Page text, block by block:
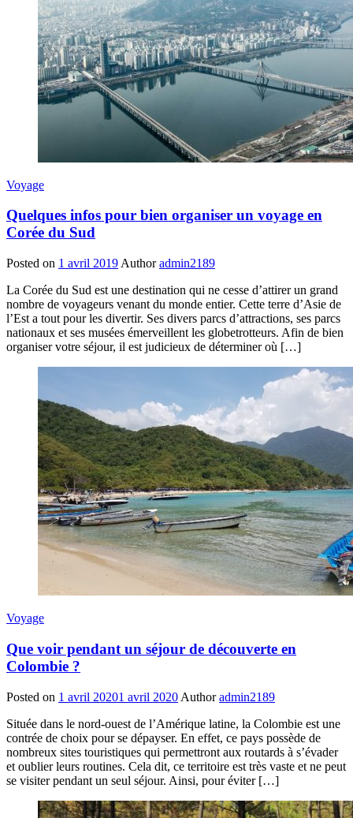
Voyage
Quelques infos pour bien organiser un voyage en
Corée du Sud
Posted on 1 avril 2019 Author admin2189
La Corée du Sud est une destination qui ne cesse d’attirer un grand
nombre de voyageurs venant du monde entier. Cette terre d’Asie de
l’Est a tout pour les divertir. Ses divers parcs d’attractions, ses parcs
nationaux et ses musées émerveillent les globetrotteurs. Afin de bien
organiser votre séjour, il est judicieux de déterminer où […]
Voyage
Que voir pendant un séjour de découverte en
Colombie ?
Posted on 1 avril 20201 avril 2020 Author admin2189
Située dans le nord-ouest de l’Amérique latine, la Colombie est une
contrée de choix pour se dépayser. En effet, ce pays possède de
nombreux sites touristiques qui permettront aux routards à s’évader
et oublier leurs routines. Cela dit, ce territoire est très vaste et ne peut
se visiter pendant un seul séjour. Ainsi, pour éviter […]